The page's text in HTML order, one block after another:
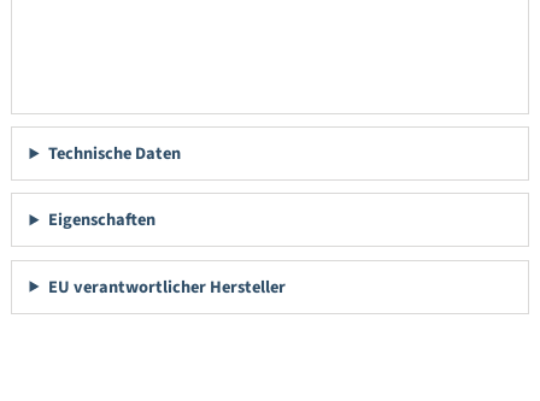
Technische Daten
Eigenschaften
EU verantwortlicher Hersteller